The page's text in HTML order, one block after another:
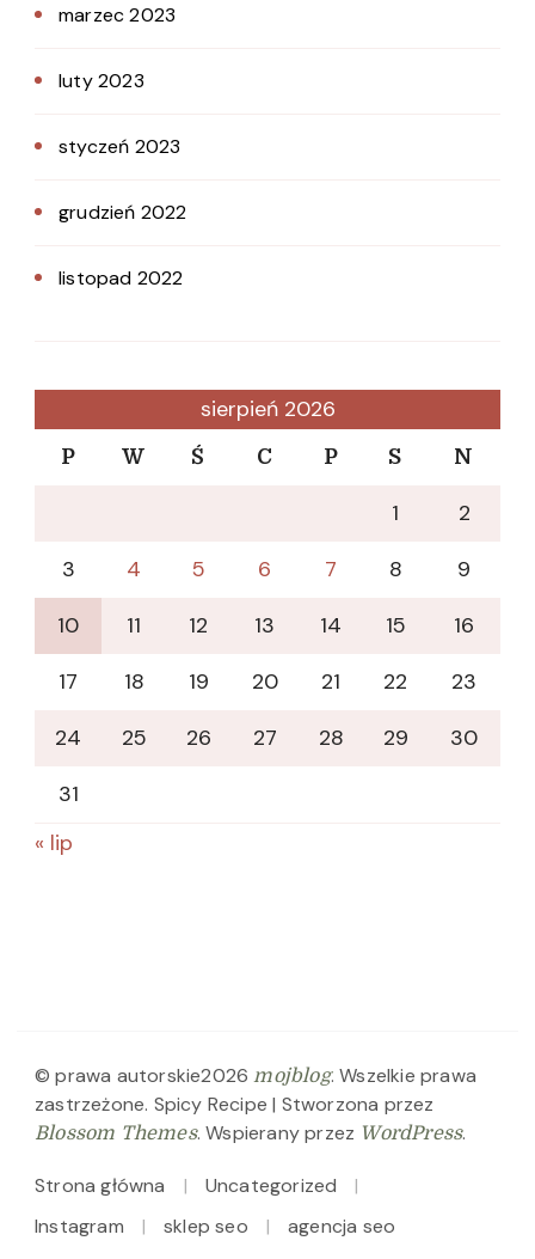
marzec 2023
luty 2023
styczeń 2023
grudzień 2022
listopad 2022
sierpień 2026
P W Ś C P S N
1
2
3
4 5 6 7 8
9
10
11 12 13 14 15
16
17
18 19 20 21 22
23
24
25 26 27 28 29
30
31
« lip
© prawa autorskie2026mojblog. Wszelkie prawa
zastrzeżone. Spicy Recipe | Stworzona przez
Blossom Themes. Wspierany przez WordPress.
Strona główna
Uncategorized
Instagram
sklep seo agencja seo